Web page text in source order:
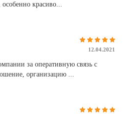
красиво...
12.04.2021
за оперативную связь с
организацию ...